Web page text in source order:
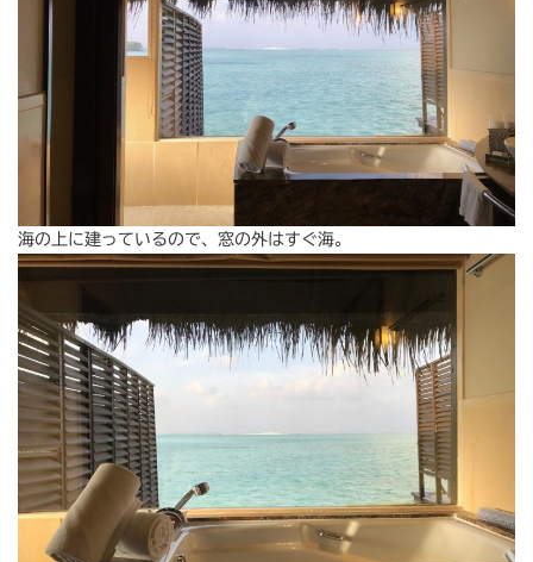
海の上に建っているので、窓の外はすぐ海。